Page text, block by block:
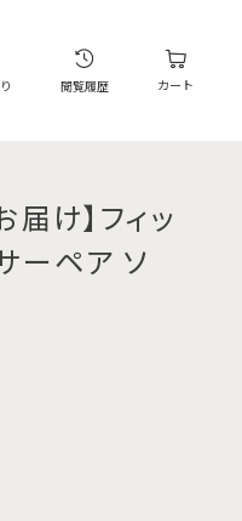
閲覧履歴 カート
け】フィッ
ーペア ソ